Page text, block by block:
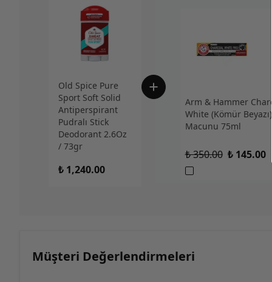
Old Spice Pure
Sport Soft Solid
Antiperspirant
Pudralı Stick
Deodorant 2.6Oz
/ 73gr
₺ 1,240.00
Arm & Hammer
White (Kömür Beyazı)
Macunu 75ml
₺ 350.00 ₺ 145.00
Müşteri Değerlendirmeleri